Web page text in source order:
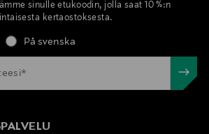
sinulle etukoodin, jolla saat 10 %:n
kertaostoksesta.
På svenska